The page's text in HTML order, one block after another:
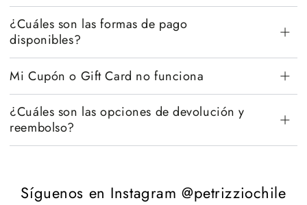
¿Cuáles son las formas de pago
disponibles?
Mi Cupón o Gift Card no funciona
¿Cuáles son las opciones de devolución y
reembolso?
Síguenos en Instagram @petrizziochile